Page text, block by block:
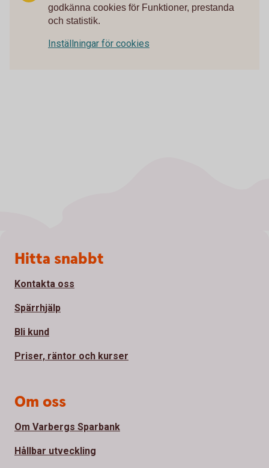
godkänna cookies för Funktioner, prestanda
och statistik.
Inställningar för cookies
Sidfot
Hitta snabbt
Kontakta oss
Spärrhjälp
Bli kund
Priser, räntor och kurser
Om oss
Om Varbergs Sparbank
Hållbar utveckling